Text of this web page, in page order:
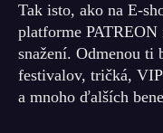
Tak isto, ako na E-
platforme
snažení. Odmenou ti
festivalov, tričká,
a mnoho ďalších